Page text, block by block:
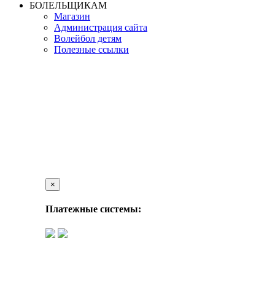
БОЛЕЛЬЩИКАМ
Магазин
Администрация сайта
Волейбол детям
Полезные ссылки
×
Платежные системы: